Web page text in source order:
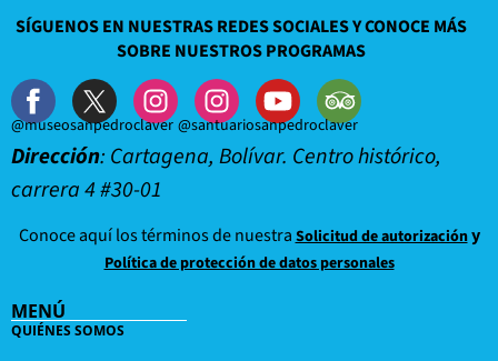
SÍGUENOS EN NUESTRAS REDES SOCIALES Y CONOCE MÁS
SOBRE NUESTROS PROGRAMAS
@museosanpedroclaver @santuariosanpedroclaver
Dirección: Cartagena, Bolívar. Centro histórico,
carrera 4 #30-01
Conoce aquí los términos de nuestra Solicitud de autorizacióny
Política de protección de datos personales
MENÚ
QUIÉNES SOMOS